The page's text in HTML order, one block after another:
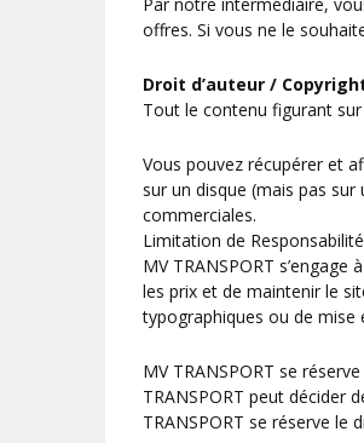
offres. Si vous ne le
Droit d’auteur /
Tout le contenu figurant
Vous pouvez récupérer et
sur un disque (mais pas
commerciales.
Limitation de
MV TRANSPORT
les prix et de maintenir le
typographiques ou de mise
MV TRANSPORT se
TRANSPORT peut décider
TRANSPORT se réserve